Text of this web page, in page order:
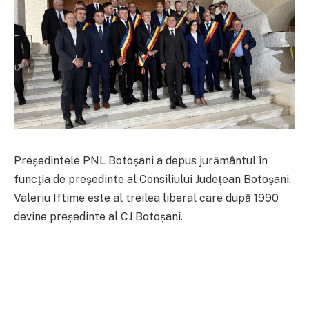
Președintele PNL Botoșani a depus jurământul în
funcția de președinte al Consiliului Județean Botoșani.
Valeriu Iftime este al treilea liberal care după 1990
devine președinte al CJ Botoșani.